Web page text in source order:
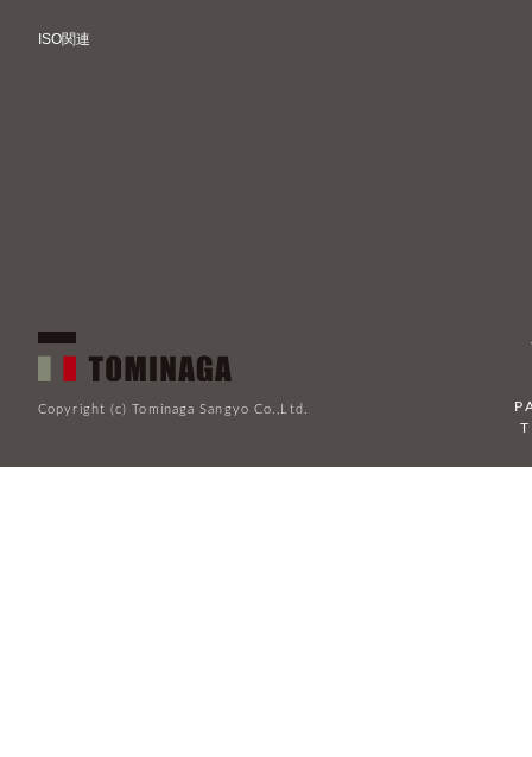
ISO関連
Copyright (c) Tominaga Sangyo Co.,Ltd.